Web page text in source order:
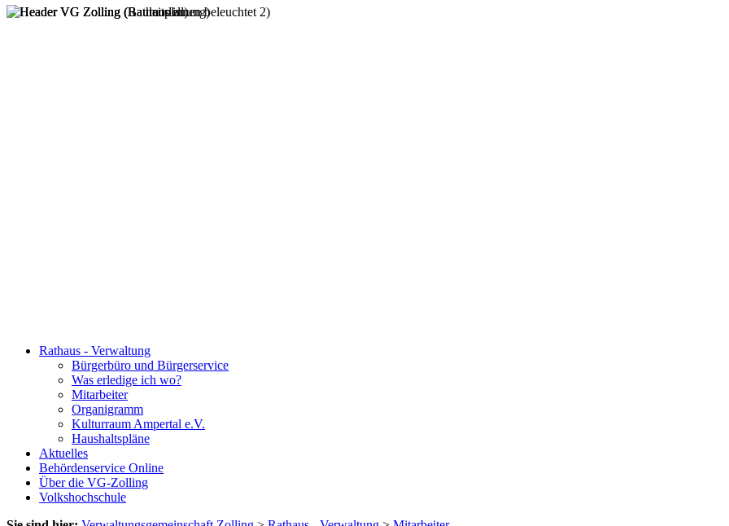
Rathaus - Verwaltung
Bürgerbüro und Bürgerservice
Was erledige ich wo?
Mitarbeiter
Organigramm
Kulturraum Ampertal e.V.
Haushaltspläne
Aktuelles
Behördenservice Online
Über die VG-Zolling
Volkshochschule